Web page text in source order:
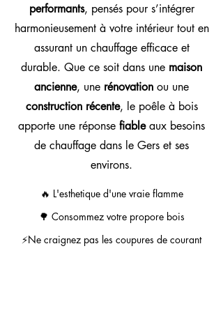
performants, pensés pour s’intégrer
harmonieusement à votre intérieur tout en
assurant un chauffage efficace et
durable. Que ce soit dans une maison
ancienne, une rénovation ou une
construction récente, le poêle à bois
apporte une réponse fiableaux besoins
de chauffage dans le Gers et ses
environs.
🔥 L'esthetique d'une vraie flamme
🌳 Consommez votre propore bois
⚡Ne craignez pas les coupures de courant